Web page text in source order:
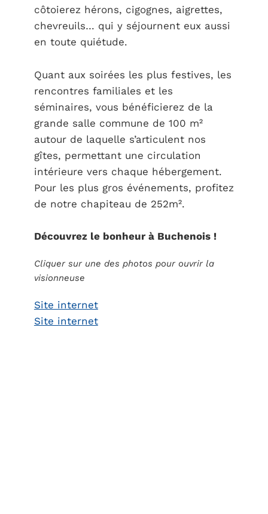
côtoierez hérons, cigognes, aigrettes,
chevreuils… qui y séjournent eux aussi
en toute quiétude.
Quant aux soirées les plus festives, les
rencontres familiales et les
séminaires, vous bénéficierez de la
grande salle commune de 100 m²
autour de laquelle s’articulent nos
gîtes, permettant une circulation
intérieure vers chaque hébergement.
Pour les plus gros événements, profitez
de notre chapiteau de 252m².
Découvrez le bonheur à Buchenois !
Cliquer sur une des photos pour ouvrir la
visionneuse
Site internet
Site internet